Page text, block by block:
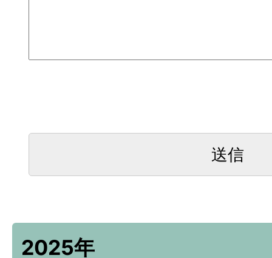
2025年